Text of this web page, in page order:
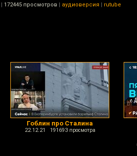
| 172445 просмотров | аудиоверсия | rutube
Гоблин про Сталина
22.12.21 191693 просмотра